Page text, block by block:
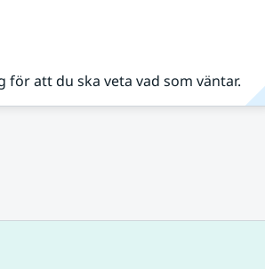
att du ska veta vad som väntar.